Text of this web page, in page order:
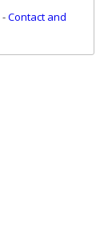
-Contact and